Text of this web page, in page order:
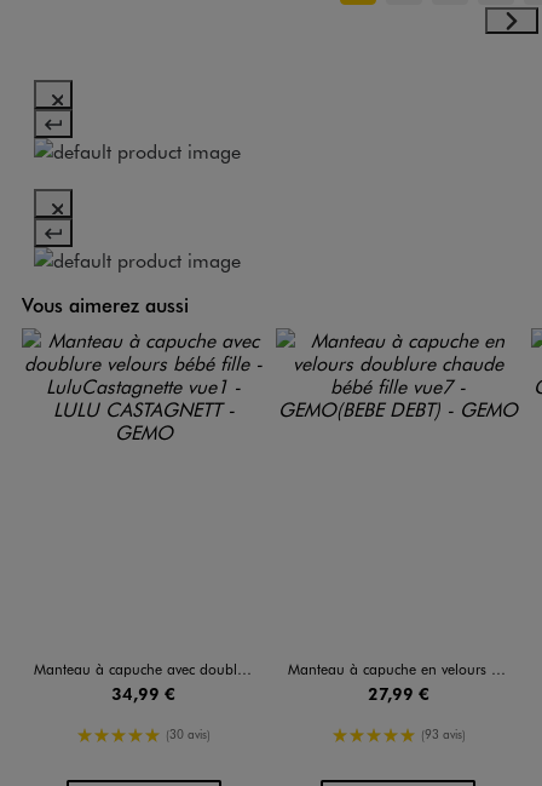
Vous aimerez aussi
Manteau à capuche avec doublure velours bébé fille - LuluCastagnette
34,99 €
5/5 de moyenne
(30 avis)
Manteau à capuche en velours doublure chaude bébé fille
27,99 €
5/5 de moyenne
(93 avis)